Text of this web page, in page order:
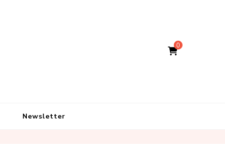
0
Newsletter